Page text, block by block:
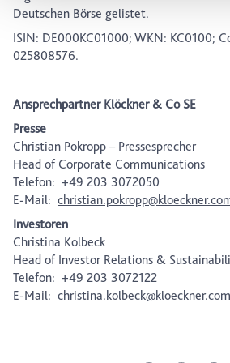
Datenschutz-Symbols am Ende der
Deutschen Börse gelistet.
ISIN: DE000KC01000; WKN: KC0100;
025808576.
Ansprechpartner Klöckner & Co SE
Presse
Christian Pokropp – Pressesprecher
Head of Corporate Communications
Telefon: +49 203 3072050
E-Mail:
Investoren
Christina Kolbeck
Head of Investor Relations &
Telefon: +49 203 3072122
E-Mail: christina.kolbeck@kloeckner.com